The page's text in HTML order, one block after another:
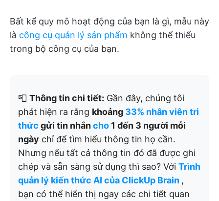
Bất kể quy mô hoạt động của bạn là gì, mẫu này
là công cụ quản lý sản phẩm không thể thiếu
trong bộ công cụ của bạn.
📮 Thông tin chi tiết: Gần đây, chúng tôi
phát hiện ra rằng khoảng 33% nhân viên tri
thức gửi tin nhắncho 1 đến 3 người mỗi
ngày chỉ để tìm hiểu thông tin họ cần.
Nhưng nếu tất cả thông tin đó đã được ghi
chép và sẵn sàng sử dụng thì sao? Với Trình
quản lý kiến thức AI của ClickUp Brain ,
bạn có thể hiển thị ngay các chi tiết quan